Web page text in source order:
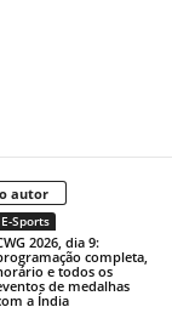
autor
E-Sports
2026, dia 9:
completa,
e todos os
de medalhas
a Índia